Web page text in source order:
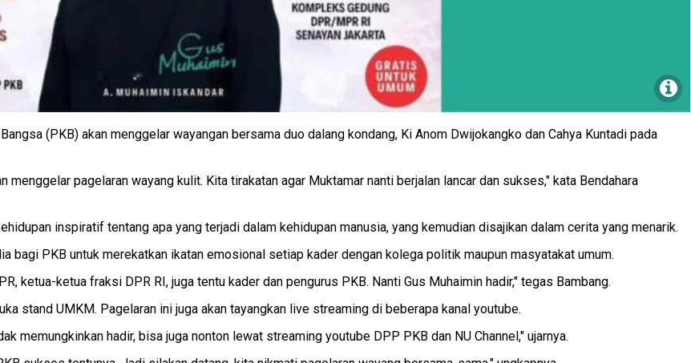
(PKB) akan menggelar wayangan bersama duo dalang kondang, Ki Anom Dwijokangko dan Cahya Kuntadi pada
pagelaran wayang kulit. Kita tirakatan agar Muktamar nanti berjalan lancar dan sukses," kata Bendahara
inspiratif tentang apa yang terjadi dalam kehidupan manusia, yang kemudian disajikan dalam cerita yang menarik.
bagi PKB untuk merekatkan ikatan emosional setiap kader dengan kolega politik maupun masyatakat umum.
ketua-ketua fraksi DPR RI, juga tentu kader dan pengurus PKB. Nanti Gus Muhaimin hadir," tegas Bambang.
stand UMKM. Pagelaran ini juga akan tayangkan live streaming di beberapa kanal youtube.
memungkinkan hadir, bisa juga nonton lewat streaming youtube DPP PKB dan NU Channel," ujarnya.